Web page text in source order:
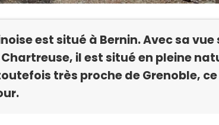
est situé à Bernin. Avec sa
il est situé en pleine
très proche de Grenoble,